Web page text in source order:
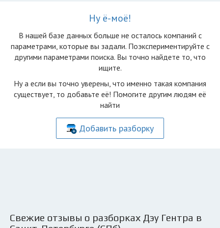
Ну ё-моё!
В нашей базе данных больше не осталоcь компаний с
параметрами, которые вы задали. Поэкспериментируйте с
другими параметрами поиска. Вы точно найдете то, что
ищите.
Ну а если вы точно уверены, что именно такая компания
существует, то добавьте её! Помогите другим людям её
найти
Добавить разборку
Свежие отзывы о разборках Дэу Гентра в